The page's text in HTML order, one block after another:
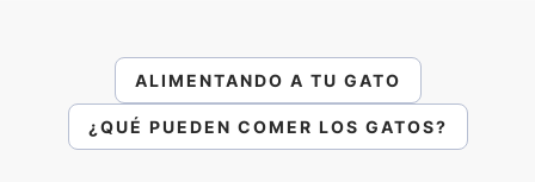
ALIMENTANDO A TU GATO
¿QUÉ PUEDEN COMER LOS GATOS?